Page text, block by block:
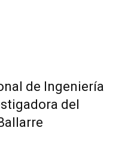
de Ingeniería
del